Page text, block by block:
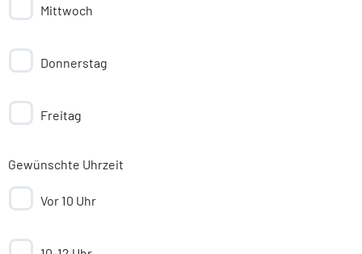
Mittwoch
Donnerstag
Freitag
Gewünschte Uhrzeit
Vor 10 Uhr